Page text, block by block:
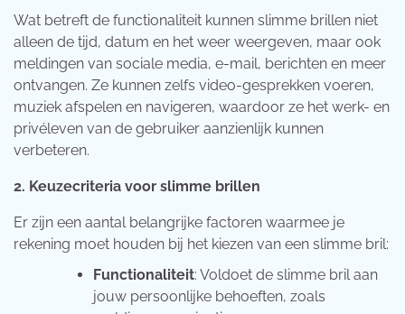
Wat betreft de functionaliteit kunnen slimme brillen niet
alleen de tijd, datum en het weer weergeven, maar ook
meldingen van sociale media, e-mail, berichten en meer
ontvangen. Ze kunnen zelfs video-gesprekken voeren,
muziek afspelen en navigeren, waardoor ze het werk- en
privéleven van de gebruiker aanzienlijk kunnen
verbeteren.
2. Keuzecriteria voor slimme brillen
Er zijn een aantal belangrijke factoren waarmee je
rekening moet houden bij het kiezen van een slimme bril:
Functionaliteit: Voldoet de slimme bril aan
jouw persoonlijke behoeften, zoals